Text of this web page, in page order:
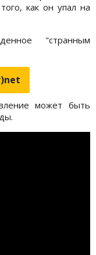
как он упал на
"странным
может быть